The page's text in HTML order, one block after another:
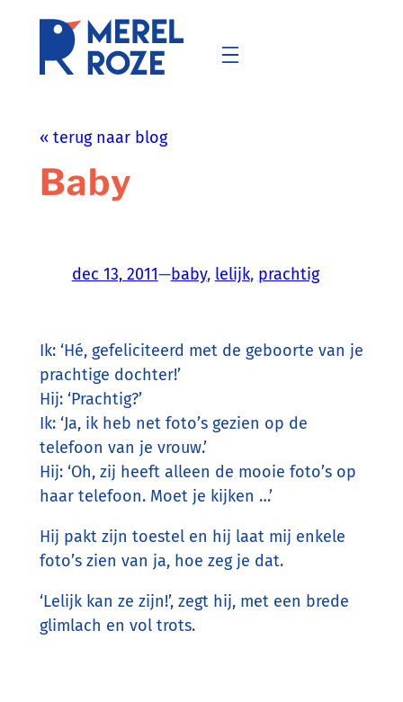
« terug naar blog
Baby
dec 13, 2011—baby, lelijk, prachtig
Ik: ‘Hé, gefeliciteerd met de geboorte van je
prachtige dochter!’
Hij: ‘Prachtig?’
Ik: ‘Ja, ik heb net foto’s gezien op de
telefoon van je vrouw.’
Hij: ‘Oh, zij heeft alleen de mooie foto’s op
haar telefoon. Moet je kijken …’
Hij pakt zijn toestel en hij laat mij enkele
foto’s zien van ja, hoe zeg je dat.
‘Lelijk kan ze zijn!’, zegt hij, met een brede
glimlach en vol trots.